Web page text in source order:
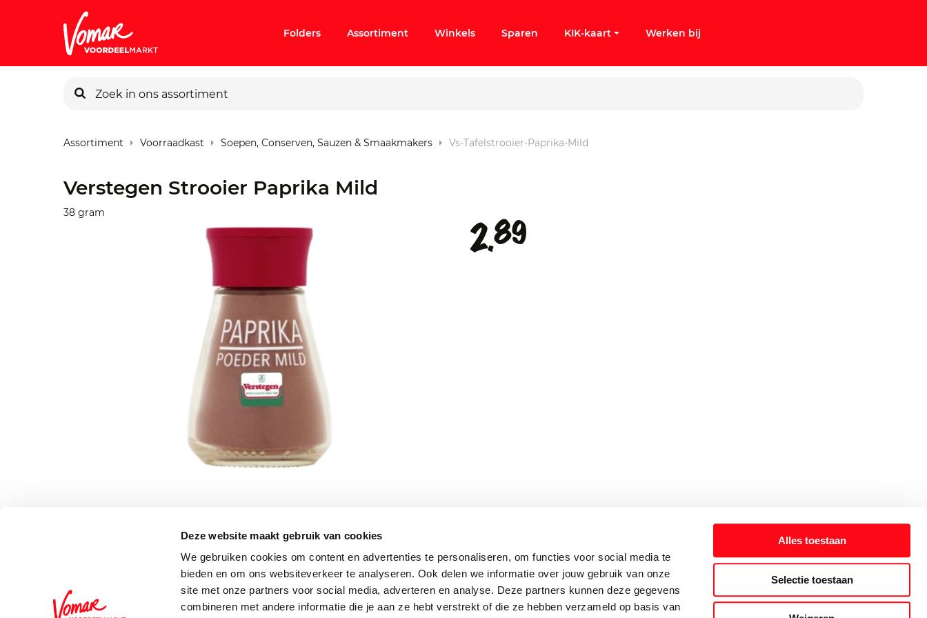
Deze website maakt gebruik van cookies
We gebruiken cookies om content en advertenties te personaliseren, om functies voor social media te
bieden en om ons websiteverkeer te analyseren. Ook delen we informatie over jouw gebruik van onze
site met onze partners voor social media, adverteren en analyse. Deze partners kunnen deze gegevens
combineren met andere informatie die je aan ze hebt verstrekt of die ze hebben verzameld op basis van
Alles toestaan
Selectie toestaan
Pincode vergeten
Folders Assortiment Winkels Sparen KIK-kaart Werken bij
Assortiment Voorraadkast Soepen, Conserven, Sauzen & Smaakmakers Vs-Tafelstrooier-Paprika-Mild
Verstegen Strooier Paprika Mild
38 gram
2.89
Schrijf je in voor de Vomar nieuwsbrief